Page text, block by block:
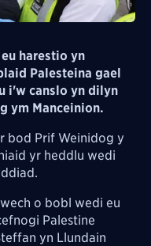
harestio yn
Palesteina gael
i'w canslo yn dilyn
ym Manceinion.
bod Prif Weinidog y
yr heddlu wedi
o bobl wedi eu
Palestine
yn Llundain